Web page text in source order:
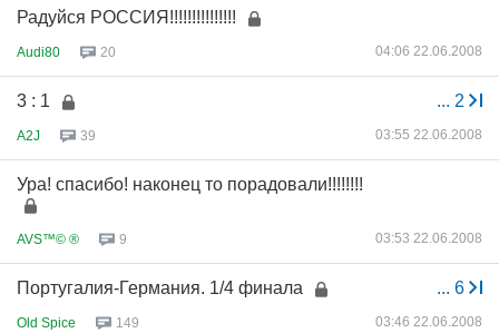
Радуйся РОССИЯ!!!!!!!!!!!!!!!
Audi80 20 04:06 22.06.2008
... 2
3 : 1
A2J 39 03:55 22.06.2008
Ура! спасибо! наконец то порадовали!!!!!!!!
AVS™© ® 9 03:53 22.06.2008
... 6
Португалия-Германия. 1/4 финала
Old Spice 149 03:46 22.06.2008